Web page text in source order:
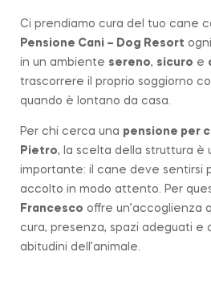
Ci prendiamo cura del tuo cane
Pensione Cani – Dog Resort
in un ambiente sereno, sicuro e
trascorrere il proprio soggiorno
quando è lontano da casa.
Per chi cerca una pensione per
Pietro, la scelta della struttura è
importante: il cane deve sentirsi
accolto in modo attento. Per
Francesco offre un’accoglienza
cura, presenza, spazi adeguati e
abitudini dell’animale.